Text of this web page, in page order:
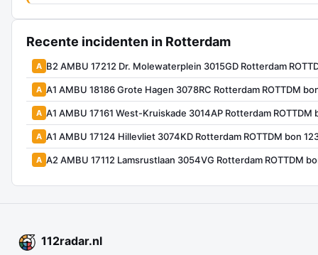
Recente incidenten in Rotterdam
A B2 AMBU 17212 Dr. Molewaterplein 3015GD Rotterdam
A A1 AMBU 18186 Grote Hagen 3078RC Rotterdam ROTTDM
A A1 AMBU 17161 West-Kruiskade 3014AP Rotterdam ROTTDM
A A1 AMBU 17124 Hillevliet 3074KD Rotterdam ROTTDM bon
A A2 AMBU 17112 Lamsrustlaan 3054VG Rotterdam ROTTDM
112radar.nl